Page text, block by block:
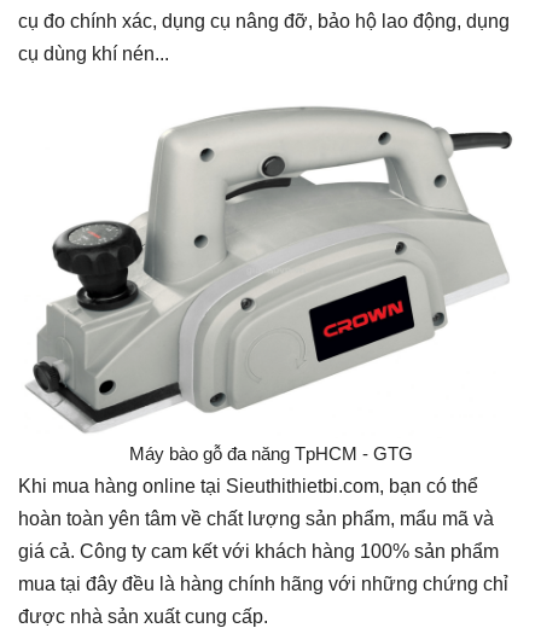
cụ đo chính xác, dụng cụ nâng đỡ, bảo hộ lao động, dụng
cụ dùng khí nén...
Máy bào gỗ đa năng TpHCM - GTG
Khi mua hàng online tại Sieuthithietbi.com, bạn có thể
hoàn toàn yên tâm về chất lượng sản phẩm, mẩu mã và
giá cả. Công ty cam kết với khách hàng 100% sản phẩm
mua tại đây đều là hàng chính hãng với những chứng chỉ
được nhà sản xuất cung cấp.